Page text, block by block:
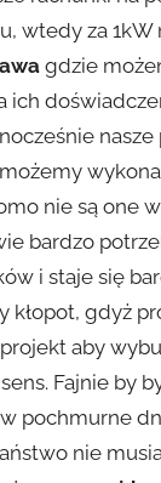
wtedy za 1kW
gdzie
nie są one
bardzo
i staje się
kłopot, gdyż
aby
Fajnie by
pochmurne
nie